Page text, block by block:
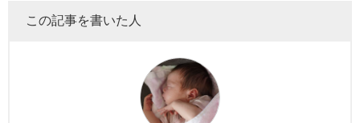
この記事を書いた人